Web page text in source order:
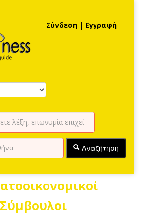
Σύνδεση | Εγγραφή
Αναζήτηση
Σύμβουλοι